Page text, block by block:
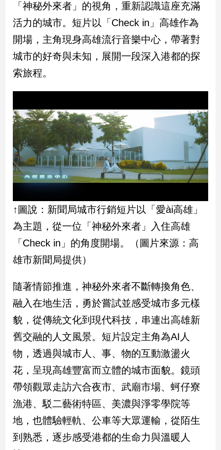
冠
病
毒
專
台
灣
觀
點
南
觀
點
娛
樂
娛
樂
星
聞
流
時
尚
追
星
活
「神秘外來者」的視角，重新認識這座充滿
活力的城市。短片以「Check in」高雄作為
開場，主角現身高雄流行音樂中心，帶著對
城市的好奇與未知，展開一段深入港都的探
索旅程。
↑圖說：新聞局城市行銷短片以「愛ài高雄」
為主題，從一位「神秘外來者」入住高雄
「Check in」的角度開場。（圖片來源：高
雄市新聞局提供）
隨著情節推進，神秘外來者不斷轉換角色、
融入在地生活，勇於嘗試並感受城市多元樣
貌，從傳統文化到現代科技，串連出高雄新
舊交融的人文風景。短片設定主角為AI人
物，透過與城市人、事、物的互動激盪火
花，呈現高雄豐富而立體的城市面貌。鏡頭
帶領觀眾走訪六合夜市、武廟市場、蚵仔寮
漁港、駁二藝術特區、美濃與淨零學院等
地，也體驗輕軌、公車等大眾運輸，從陌生
到熟悉，逐步感受港都的生命力與溫暖人